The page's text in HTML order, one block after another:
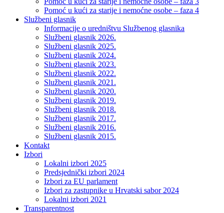
Pomoć u kući za starije i nemoćne osobe – faza 4
Službeni glasnik
Informacije o uredništvu Službenog glasnika
Službeni glasnik 2026.
Službeni glasnik 2025.
Službeni glasnik 2024.
Službeni glasnik 2023.
Službeni glasnik 2022.
Službeni glasnik 2021.
Službeni glasnik 2020.
Službeni glasnik 2019.
Službeni glasnik 2018.
Službeni glasnik 2017.
Službeni glasnik 2016.
Službeni glasnik 2015.
Kontakt
Izbori
Lokalni izbori 2025
Predsjednički izbori 2024
Izbori za EU parlament
Izbori za zastupnike u Hrvatski sabor 2024
Lokalni izbori 2021
Transparentnost